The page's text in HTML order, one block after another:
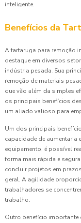
inteligente.
Benefícios da
A tartaruga para remoção
destaque em diversos
indústria pesada. Sua
remoção de materiais
que vão além da simples
os principais benefícios
um aliado valioso para
Um dos principais
capacidade de aumentar a
equipamento, é possível
forma mais rápida e
concluir projetos em
geral. A agilidade
trabalhadores se
trabalho.
Outro benefício importante